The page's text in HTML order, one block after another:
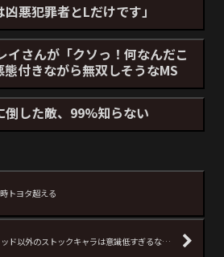
悪犯罪者とLだけです」
イさんが「クソっ！何なんだこ
付きながら無双しそうなMS
倒した敵、99%知らない
トヨタ超える
ッド以外のストックキャラは意識低すぎるな…